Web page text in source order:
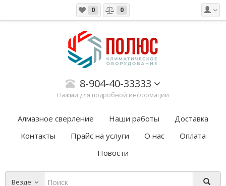
0 0
8-904-40-33333
Нажми для подробной информации
Алмазное сверление Наши работы
Доставка
Контакты
Прайс на услуги О нас
Оплата
Новости
Везде